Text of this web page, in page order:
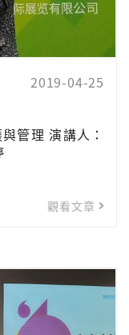
2019-04-25
管理 演講人：
觀看文章